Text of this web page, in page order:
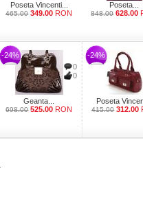
Poseta Vincenti...
465.00 349.00 RON
Poseta...
848.00 628.00
-24%
0
0
Geanta...
698.00 525.00 RON
-24%
Poseta
415.00 312.00